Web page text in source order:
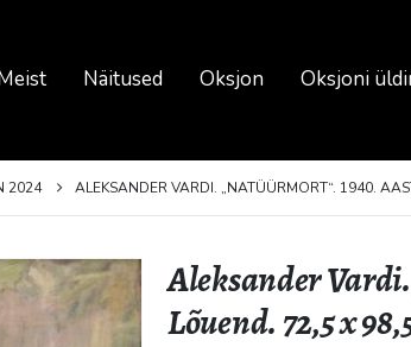
Näitused Oksjon Oksjoni
2024 ALEKSANDER VARDI. „NATÜÜRMORT“. 1940.
Aleksander
Lõuend. 72,5 x